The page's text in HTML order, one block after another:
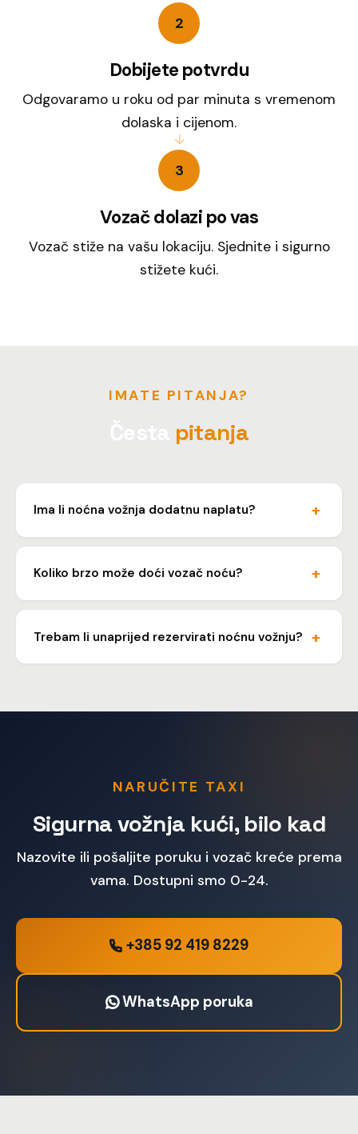
2
Dobijete potvrdu
Odgovaramo u roku od par minuta s vremenom
dolaska i cijenom.
3
Vozač dolazi po vas
Vozač stiže na vašu lokaciju. Sjednite i sigurno
stižete kući.
IMATE PITANJA?
pitanja
Ima li noćna vožnja dodatnu naplatu?
Ne, cijena je ista bez obzira na doba dana. Nema
noćnih doplata ni dodatnih naknada.
Koliko brzo može doći vozač noću?
Prosječno vrijeme dolaska je oko 15 minuta, ovisno o
vašoj lokaciji i trenutnoj dostupnosti.
Trebam li unaprijed rezervirati noćnu vožnju?
osigurali dostupnost.
NARUČITE TAXI
Sigurna vožnja kući, bilo kad
Nazovite ili pošaljite poruku i vozač kreće prema
vama. Dostupni smo 0-24.
+385 92 419 8229
WhatsApp poruka